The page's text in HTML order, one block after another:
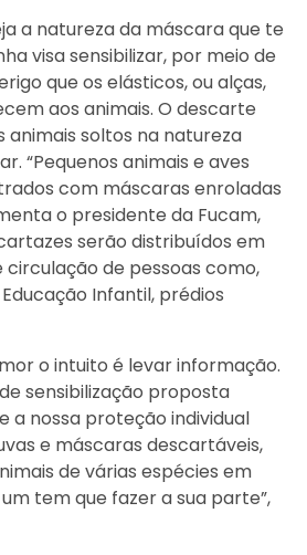
a natureza da máscara que te
visa sensibilizar, por meio de
que os elásticos, ou alças,
aos animais. O descarte
soltos na natureza
“Pequenos animais e aves
com máscaras enroladas
o presidente da Fucam,
serão distribuídos em
de pessoas como,
Infantil, prédios
o intuito é levar informação.
sensibilização proposta
a nossa proteção individual
e máscaras descartáveis,
de várias espécies em
tem que fazer a sua parte”,